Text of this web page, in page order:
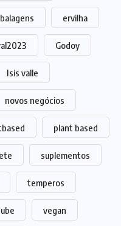
ervilha
Godoy
Isis valle
novos negócios
plant based
suplementos
temperos
ube vegan